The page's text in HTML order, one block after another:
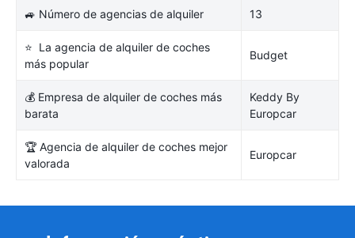
🚙 Número de agencias de alquiler 13
⭐ La agencia de alquiler de coches
más popular
Budget
💰 Empresa de alquiler de coches más
barata
Keddy By
Europcar
🏆 Agencia de alquiler de coches mejor
valorada
Europcar